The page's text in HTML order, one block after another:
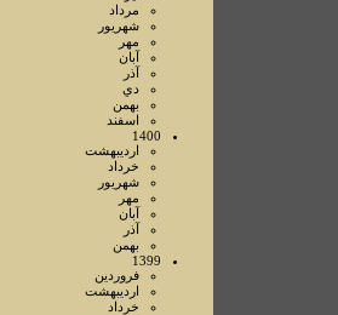
مرداد
شهريور
مهر
آبان
آذر
دي
بهمن
اسفند
1400
ارديبهشت
خرداد
شهريور
مهر
آبان
آذر
بهمن
1399
فروردين
ارديبهشت
خرداد